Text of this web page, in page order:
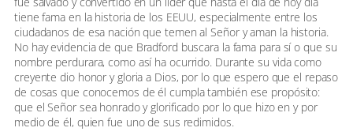
tiene fama en la historia de los EEUU, especialmente entre los
ciudadanos de esa nación que temen al Señor y aman la historia.
No hay evidencia de que Bradford buscara la fama para sí o que su
nombre perdurara, como así ha ocurrido. Durante su vida como
creyente dio honor y gloria a Dios, por lo que espero que el repaso
de cosas que conocemos de él cumpla también ese propósito:
que el Señor sea honrado y glorificado por lo que hizo en y por
medio de él, quien fue uno de sus redimidos.